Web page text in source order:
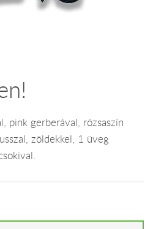
pink gerberával, rózsaszín
zöldekkel, 1 üveg